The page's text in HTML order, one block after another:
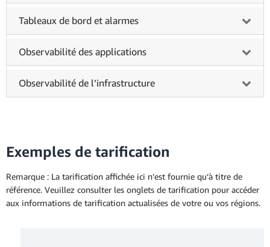
Tableaux de bord et alarmes
Observabilité des applications
Observabilité de l’infrastructure
Exemples de tarification
Remarque : La tarification affichée ici n’est fournie qu’à titre de
référence. Veuillez consulter les onglets de tarification pour accéder
aux informations de tarification actualisées de votre ou vos régions.